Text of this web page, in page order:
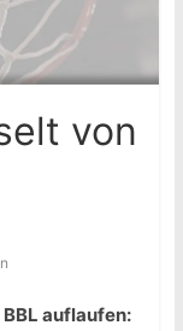
von
auflaufen: